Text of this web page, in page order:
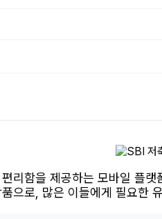
리함을 제공하는 모바일 플랫
으로, 많은 이들에게 필요한